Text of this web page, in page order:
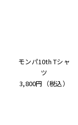
モンパ10th Tシャ
ツ
3,800円（税込）